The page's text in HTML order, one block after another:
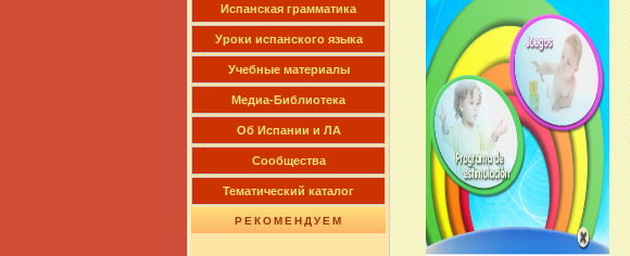
Испанская грамматика
Уроки испанского языка
Учебные материалы
Медиа-Библиотека
Об Испании и ЛА
Сообщества
Тематический каталог
РЕКОМЕНДУЕМ